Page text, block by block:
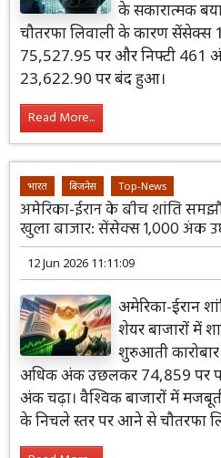
के सकारात्मक
चौतरफा लिवाली के कारण
75,527.95 पर और निफ्टी 461
23,622.90 पर बंद हुआ।
Read More...
भारत बिजनेस Top-News
अमेरिका-ईरान के बीच शांति
खुला बाजार: सेंसेक्स 1,000 अंक
12 Jun 2026 11:11:09
अमेरिका-ईरान
शेयर बाजारों में
शुरुआती
अधिक अंक उछलकर 74,859 पर
अंक चढ़ा। वैश्विक बाजारों में
के निचले स्तर पर आने से चौतरफा